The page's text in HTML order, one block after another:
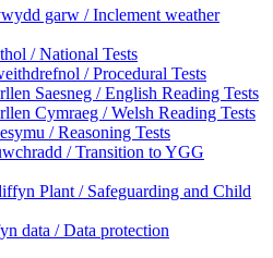
garw / Inclement weather
/ National Tests
/ Procedural Tests
Saesneg / English Reading Tests
Cymraeg / Welsh Reading Tests
/ Reasoning Tests
/ Transition to YGG
Plant / Safeguarding and Child
data / Data protection